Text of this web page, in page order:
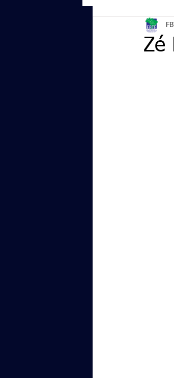
Marcelo Salazar
Zé